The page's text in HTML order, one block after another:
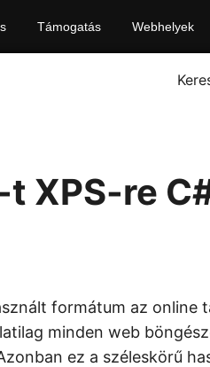
Támogatás Webhelyek
XPS-re
formátum az online
minden web
ez a széleskörű